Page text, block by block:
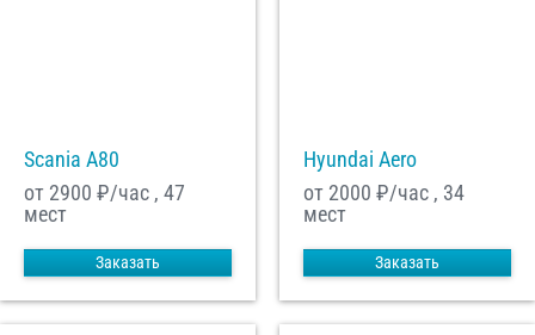
Scania A80
от 2900 ₽/час , 47
мест
Заказать
Hyundai Aero
от 2000 ₽/час , 34
мест
Заказать